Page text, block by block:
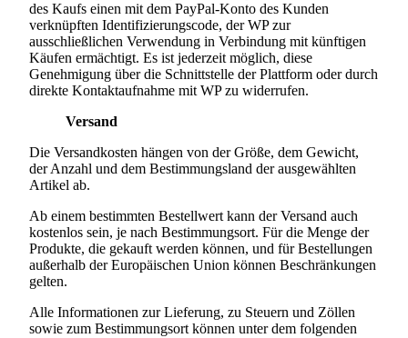
des Kaufs einen mit dem PayPal-Konto des Kunden
verknüpften Identifizierungscode, der WP zur
ausschließlichen Verwendung in Verbindung mit künftigen
Käufen ermächtigt. Es ist jederzeit möglich, diese
Genehmigung über die Schnittstelle der Plattform oder durch
direkte Kontaktaufnahme mit WP zu widerrufen.
Versand
Die Versandkosten hängen von der Größe, dem Gewicht,
der Anzahl und dem Bestimmungsland der ausgewählten
Artikel ab.
Ab einem bestimmten Bestellwert kann der Versand auch
kostenlos sein, je nach Bestimmungsort. Für die Menge der
Produkte, die gekauft werden können, und für Bestellungen
außerhalb der Europäischen Union können Beschränkungen
gelten.
Alle Informationen zur Lieferung, zu Steuern und Zöllen
sowie zum Bestimmungsort können unter dem folgenden